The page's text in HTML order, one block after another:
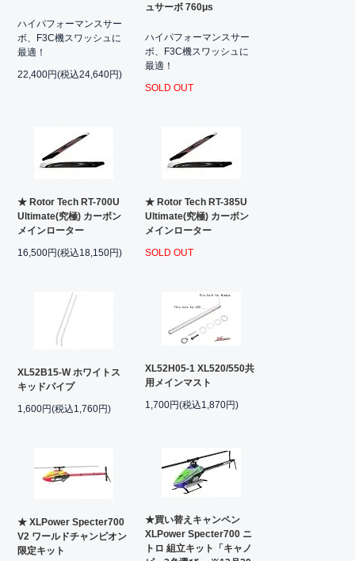
ハイパフォーマンスサー
ボ、F3C機スワッシュに
最適！
22,400円(税込24,640円)
ュサーボ 760μs
ハイパフォーマンスサー
ボ、F3C機スワッシュに
最適！
SOLD OUT
★ Rotor Tech RT-700U
Ultimate(究極) カーボン
メインローター
16,500円(税込18,150円)
★ Rotor Tech RT-385U
Ultimate(究極) カーボン
メインローター
SOLD OUT
XL52B15-W ホワイトス
キッドパイプ
1,600円(税込1,760円)
XL52H05-1 XL520/550共
用メインマスト
1,700円(税込1,870円)
★ XLPower Specter700
V2 ワールドチャンピオン
限定キット
★買い替えキャンペン
XLPower Specter700 ニ
トロ 組立キット「キャノ